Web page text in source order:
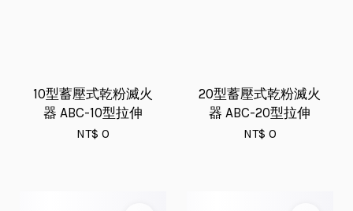
10型蓄壓式乾粉滅火
器 ABC-10型拉伸
NT$ 0
20型蓄壓式乾粉滅火
器 ABC-20型拉伸
NT$ 0